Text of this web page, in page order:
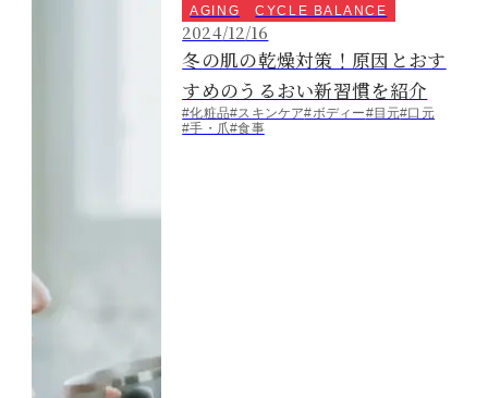
AGING CYCLE BALANCE
2024/12/16
冬の肌の乾燥対策！原因とおす
すめのうるおい新習慣を紹介
#化粧品#スキンケア#ボディー#目元#口元
#手・爪#食事